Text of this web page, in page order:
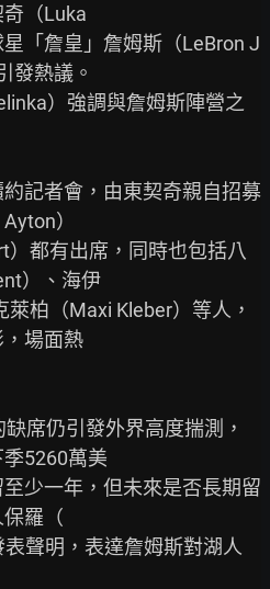
（Luka
「詹皇」詹姆斯（LeBron J
發熱議。
）強調與詹姆斯陣營之
記者會，由東契奇親自招募
）
都有出席，同時也包括八
）、海伊
柏（Maxi Kleber）等人，
場面熱
席仍引發外界高度揣測，
5260萬美
少一年，但未來是否長期留
羅（
聲明，表達詹姆斯對湖人